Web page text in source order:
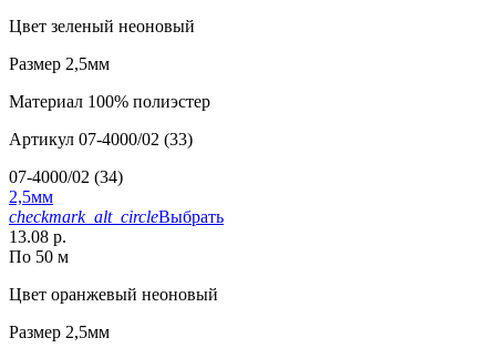
Цвет зеленый неоновый
Размер 2,5мм
Материал 100% полиэстер
Артикул 07-4000/02 (33)
07-4000/02 (34)
2,5мм
checkmark_alt_circleВыбрать
13.08 р.
По 50 м
Цвет оранжевый неоновый
Размер 2,5мм